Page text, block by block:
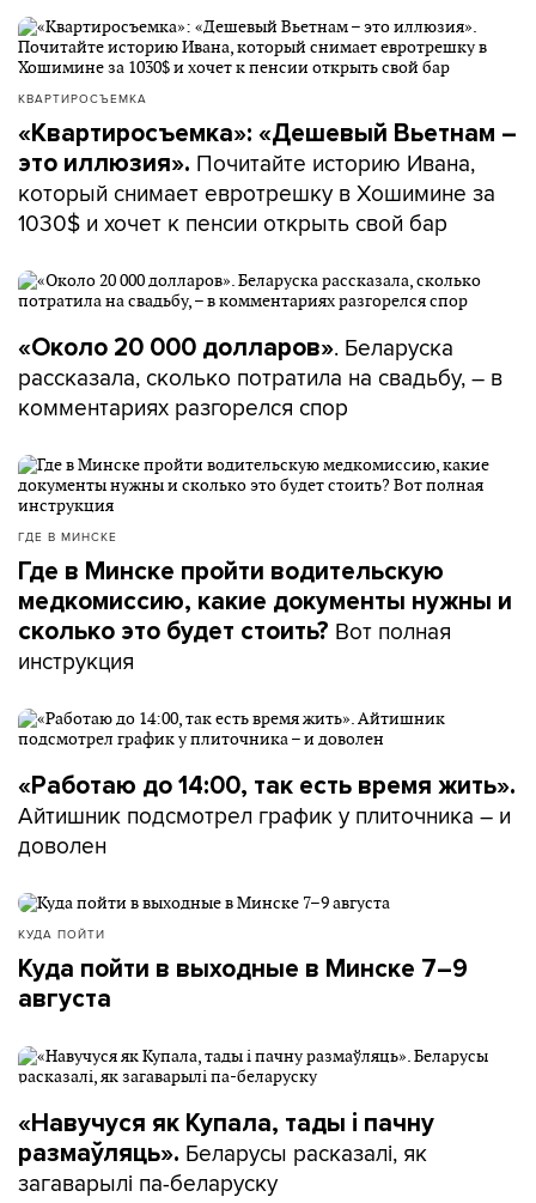
КВАРТИРОСЪЕМКА
«Квартиросъемка»: «Дешевый Вьетнам –
это иллюзия». Почитайте историю Ивана,
который снимает евротрешку в Хошимине за
1030$ и хочет к пенсии открыть свой бар
«Около 20 000 долларов». Беларуска
рассказала, сколько потратила на свадьбу, – в
комментариях разгорелся спор
ГДЕ В МИНСКЕ
Где в Минске пройти водительскую
медкомиссию, какие документы нужны и
сколько это будет стоить? Вот полная
инструкция
«Работаю до 14:00, так есть время жить».
Айтишник подсмотрел график у плиточника – и
доволен
КУДА ПОЙТИ
Куда пойти в выходные в Минске 7–9
августа
«Навучуся як Купала, тады і пачну
размаўляць». Беларусы расказалі, як
загаварылі па-беларуску